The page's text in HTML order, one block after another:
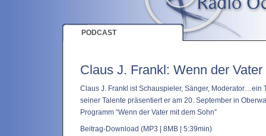
PODCAST
Claus J. Frankl: Wenn der
Claus J. Frankl ist Schauspieler, Sänger, Moderator…ein
seiner Talente präsentiert er am 20. September in
Programm “Wenn der Vater mit dem Sohn”
Beitrag-Download (MP3 | 8MB | 5:39min)